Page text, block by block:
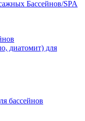
Бассейнов/SPA
диатомит) для
бассейнов